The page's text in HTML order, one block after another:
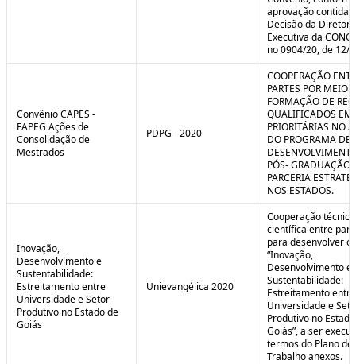
aprovação contida
Decisão da
Executiva da
no 0904/20, de 12/
Convênio CAPES -
FAPEG Ações de
Consolidação de
Mestrados
PDPG - 2020
COOPERAÇÃO
PARTES POR MEIO
FORMAÇÃO DE
QUALIFICADOS EM
PRIORITÁRIAS NO
DO PROGRAMA DE
PÓS- GRADUAÇÃO
PARCERIA
NOS ESTADOS.
Inovação,
Desenvolvimento e
Sustentabilidade:
Estreitamento entre
Universidade e Setor
Produtivo no Estado de
Goiás
Unievangélica 2020
Cooperação
científica entre
para desenvolver o
“Inovação,
Desenvolvimento e
Sustentabilidade:
Estreitamento entre
Universidade e
Produtivo no
Goiás”, a ser
termos do Plano de
Trabalho anexos.